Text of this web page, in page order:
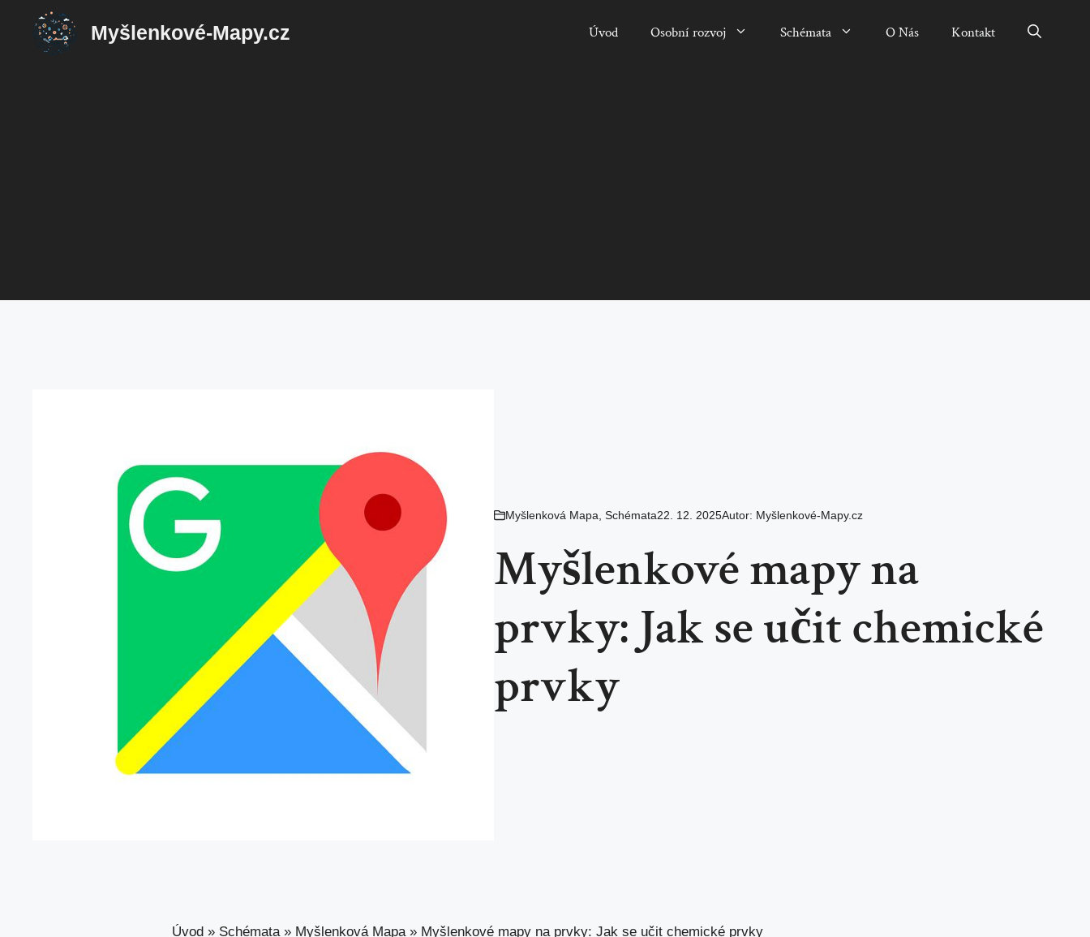
Přeskočit
Myšlenkové-Mapy.cz Úvod Osobní rozvoj Schémata O Nás Kontakt
Myšlenková Mapa Schémata22. 12. 2025Autor: Myšlenkové-Mapy.cz
Myšlenkové mapy na
prvky: Jak se učit chemické
prvky
Úvod » Schémata» Myšlenková Mapa» Myšlenkové mapy na prvky: Jak se učit chemické prvky